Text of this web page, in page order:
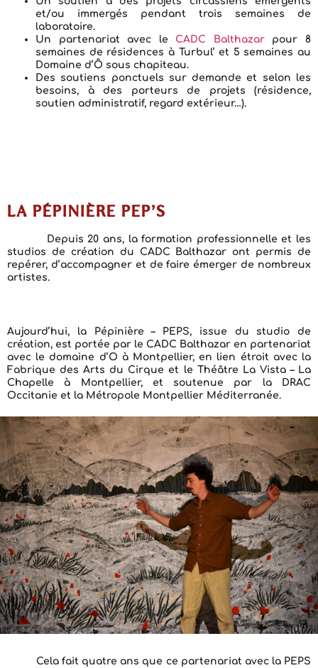
et/ou immergés pendant trois semaines de
laboratoire.
Un partenariat avec le CADC Balthazarpour 8
semaines de résidences à Turbul’ et 5 semaines au
Domaine d’Ô sous chapiteau.
Des soutiens ponctuels sur demande et selon les
besoins, à des porteurs de projets (résidence,
soutien administratif, regard extérieur…).
LA PÉPINIÈRE PEP’S
Depuis 20 ans, la formation professionnelle et les
studios de création du CADC Balthazar ont permis de
repérer, d’accompagner et de faire émerger de nombreux
artistes.
Aujourd’hui, la Pépinière – PEPS, issue du studio de
création, est portée par le CADC Balthazar en partenariat
avec le domaine d’O à Montpellier, en lien étroit avec la
Fabrique des Arts du Cirque et le Théâtre La Vista – La
Chapelle à Montpellier, et soutenue par la DRAC
Occitanie et la Métropole Montpellier Méditerranée.
Cela fait quatre ans que ce partenariat avec la PEPS